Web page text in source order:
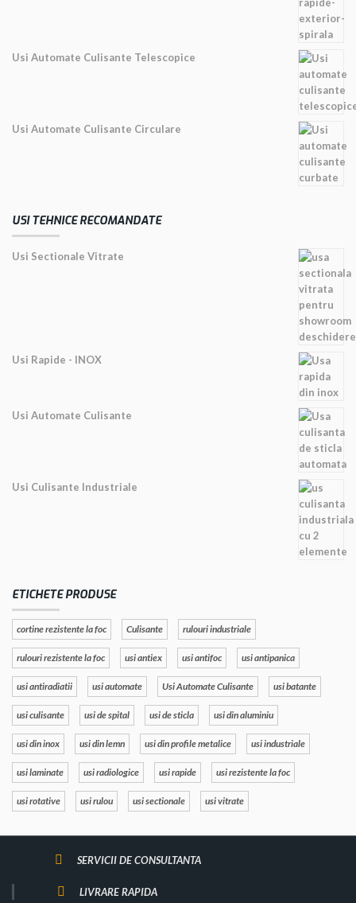
Usi Automate Culisante Telescopice
Usi Automate Culisante Circulare
USI TEHNICE RECOMANDATE
Usi Sectionale Vitrate
Usi Rapide - INOX
Usi Automate Culisante
Usi Culisante Industriale
ETICHETE PRODUSE
cortine rezistente la foc Culisante rulouri industriale
rulouri rezistente la foc usi antiex usi antifoc usi antipanica
usi antiradiatii usi automate Usi Automate Culisante usi batante
usi culisante usi de spital usi de sticla usi din aluminiu
usi din inox usi din lemn usi din profile metalice usi industriale
usi laminate usi radiologice usi rapide usi rezistente la foc
usi rotative usi rulou usi sectionale usi vitrate
SERVICII DE CONSULTANTA
LIVRARE RAPIDA